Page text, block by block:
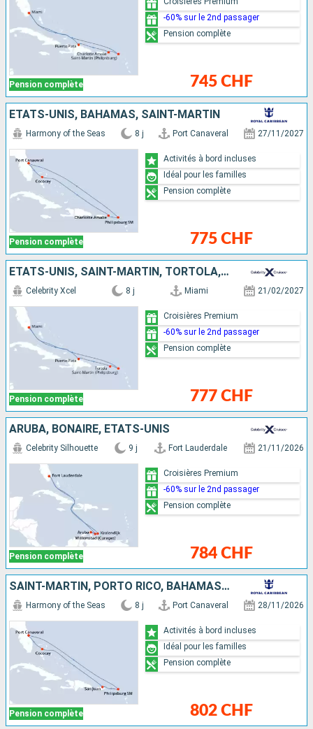
Pension complète 745 CHF
-60% sur le 2nd passager
Pension complète
ÉTATS-UNIS, BAHAMAS, SAINT-MARTIN
Pension complète
Harmony of the Seas 8 j Port Canaveral 27/11/2027
775 CHF
Activités à bord incluses
Idéal pour les familles
Pension complète
ÉTATS-UNIS, SAINT-MARTIN, TORTOLA, RÉPUBLIQUE DOMINICAINE
Pension complète
Celebrity Xcel 8 j Miami 21/02/2027
777 CHF
Croisières Premium
-60% sur le 2nd passager
Pension complète
ARUBA, BONAIRE, ÉTATS-UNIS
Pension complète
Celebrity Silhouette 9 j Fort Lauderdale 21/11/2026
784 CHF
Croisières Premium
-60% sur le 2nd passager
Pension complète
SAINT-MARTIN, PORTO RICO, BAHAMAS, ÉTATS-UNIS
Pension complète
Harmony of the Seas 8 j Port Canaveral 28/11/2026
802 CHF
Activités à bord incluses
Idéal pour les familles
Pension complète